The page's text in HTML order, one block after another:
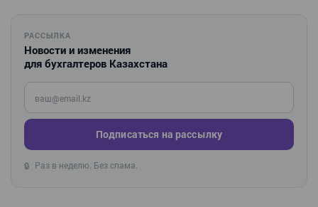
РАССЫЛКА
Новости и изменения
для бухгалтеров Казахстана
Введите ваш e-mail
Подписаться на рассылку
🔒 Раз в неделю. Без спама.